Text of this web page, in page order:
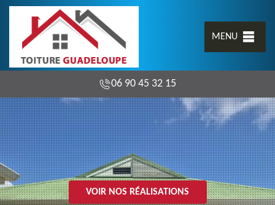
MENU
06 90 45 32 15
VOIR NOS RÉALISATIONS